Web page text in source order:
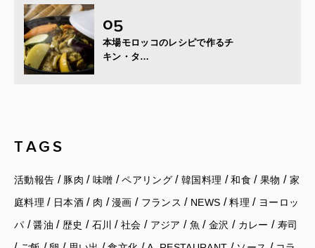
本場モロッコのレシピで作るチ
キン・タ…
TAGS
活動報告 / 豚肉 / 味噌 /ペアリング /韓国料理 /和食 / 果物 / 家
庭料理 / 日本酒/ 肉 /漫画 / フランス / NEWS /料理 / ヨーロッ
パ /醤油 / 歴史 / 石川 /社会 / アジア / 魚 / 金沢 / カレー / 寿司